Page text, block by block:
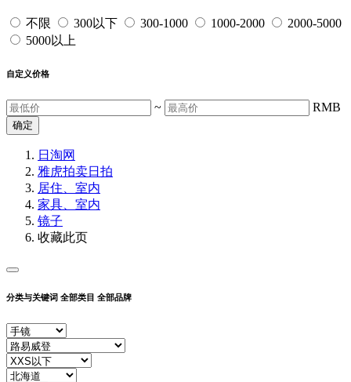
不限 300以下 300-1000 1000-2000
2000-5000
5000以上
自定义价格
~ RMB
确定
日淘网
雅虎拍卖日拍
居住、室内
家具、室内
镜子
收藏此页
分类与关键词 全部类目 全部品牌